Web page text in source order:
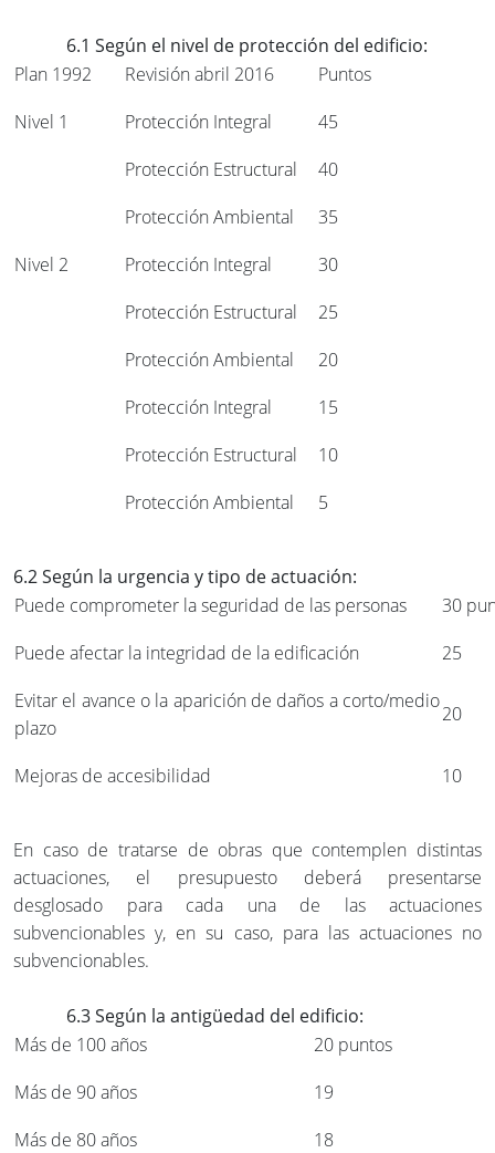
6.1 Según el nivel de protección del edificio:
Plan 1992
Revisión abril 2016
Puntos
Nivel 1
Protección Integral
45
Protección Estructural
40
Protección Ambiental
35
Nivel 2
Protección Integral
30
Protección Estructural
25
Protección Ambiental
20
Protección Integral
15
Protección Estructural
10
Protección Ambiental
5
6.2 Según la urgencia y tipo de actuación:
Puede comprometer la seguridad de las personas
30
Puede afectar la integridad de la edificación
25
Evitar el avance o la aparición de daños a corto/medio
plazo
20
Mejoras de accesibilidad 10
En caso de tratarse de obras que contemplen distintas
actuaciones, el presupuesto deberá presentarse
desglosado para cada una de las actuaciones
subvencionables y, en su caso, para las actuaciones no
subvencionables.
6.3 Según la antigüedad del edificio:
Más de 100 años
20 puntos
Más de 90 años
19
Más de 80 años
18